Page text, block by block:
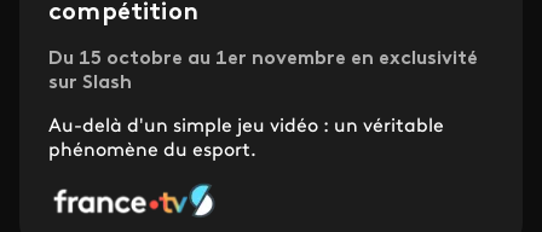
compétition
Du 15 octobre au 1er novembre en exclusivité
sur Slash
Au-delà d'un simple jeu vidéo : un véritable
phénomène du esport.